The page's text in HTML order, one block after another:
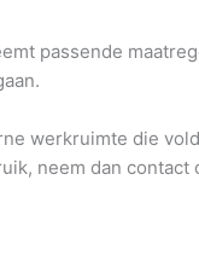
passende
werkruimte die
neem dan contact